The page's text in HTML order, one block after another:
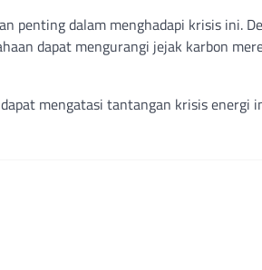
penting dalam menghadapi krisis ini.
dapat mengurangi jejak karbon
mengatasi tantangan krisis energi